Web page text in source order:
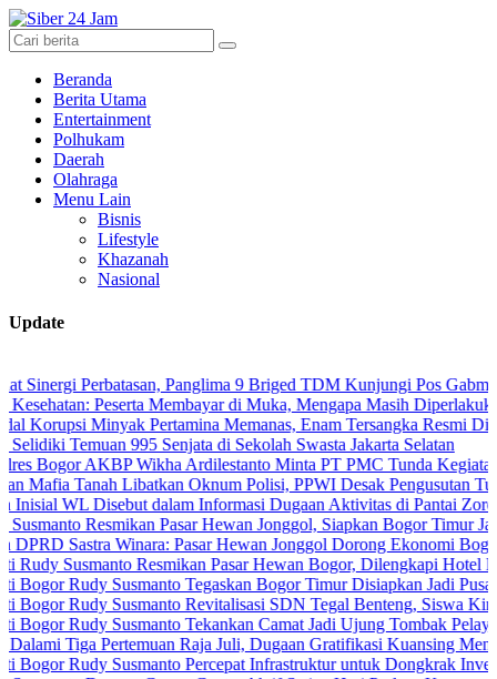
Beranda
Berita Utama
Entertainment
Polhukam
Daerah
Olahraga
Menu Lain
Bisnis
Lifestyle
Khazanah
Nasional
Update
Panglima 9 Briged TDM Kunjungi Pos Gabma Temajuk
Peserta Membayar di Muka, Mengapa Masih Diperlakukan
Minyak Pertamina Memanas, Enam Tersangka Resmi Diseret ke
995 Senjata di Sekolah Swasta Jakarta Selatan
AKBP Wikha Ardilestanto Minta PT PMC Tunda Kegiatan Demi
Libatkan Oknum Polisi, PPWI Desak Pengusutan Tuntas
Disebut dalam Informasi Dugaan Aktivitas di Pantai Zore, Bea
Resmikan Pasar Hewan Jonggol, Siapkan Bogor Timur Jadi Pusat
Winara: Pasar Hewan Jonggol Dorong Ekonomi Bogor Timur
Resmikan Pasar Hewan Bogor, Dilengkapi Hotel Hewan dan
Susmanto Tegaskan Bogor Timur Disiapkan Jadi Pusat
Susmanto Revitalisasi SDN Tegal Benteng, Siswa Kini Belajar
Susmanto Tekankan Camat Jadi Ujung Tombak Pelayanan
Pertemuan Raja Juli, Dugaan Gratifikasi Kuansing Menguat
Susmanto Percepat Infrastruktur untuk Dongkrak Investasi